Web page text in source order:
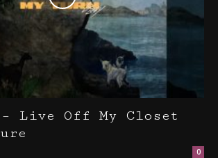
Live Off My Closet
0